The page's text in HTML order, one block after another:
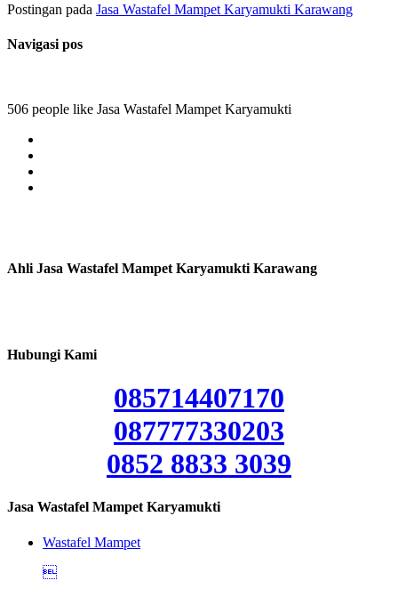
Postingan pada Jasa Wastafel Mampet Karyamukti Karawang
Navigasi pos
506 people like Jasa Wastafel Mampet Karyamukti
Ahli Jasa Wastafel Mampet Karyamukti Karawang
Hubungi Kami
085714407170
087777330203
0852 8833 3039
Jasa Wastafel Mampet Karyamukti
Wastafel Mampet
